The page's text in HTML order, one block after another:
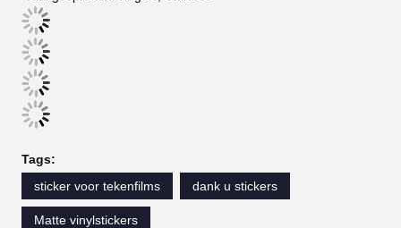
Tags:
sticker voor tekenfilms
dank u stickers
Matte vinylstickers